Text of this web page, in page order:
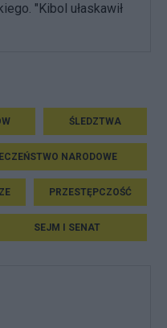
"Kibol ułaskawił
ŚLEDZTWA
NARODOWE
PRZESTĘPCZOŚĆ
SEJM I SENAT